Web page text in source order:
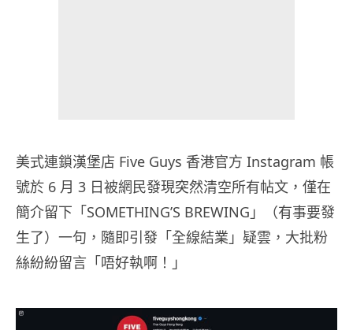
美式連鎖漢堡店 Five Guys 香港官方 Instagram 帳
號於 6 月 3 日被網民發現突然清空所有帖文，僅在
簡介留下「SOMETHING’S BREWING」（有事要發
生了）一句，隨即引發「全線結業」疑雲，大批粉
絲紛紛留言「唔好執啊！」